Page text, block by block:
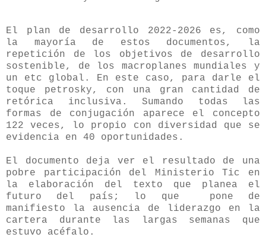
El plan de desarrollo 2022-2026 es, como
la mayoría de estos documentos, la
repetición de los objetivos de desarrollo
sostenible, de los macroplanes mundiales y
un etc global. En este caso, para darle el
toque petrosky, con una gran cantidad de
retórica inclusiva. Sumando todas las
formas de conjugación aparece el concepto
122 veces, lo propio con diversidad que se
evidencia en 40 oportunidades.
El documento deja ver el resultado de una
pobre participación del Ministerio Tic en
la elaboración del texto que planea el
futuro del país; lo que pone de
manifiesto la ausencia de liderazgo en la
cartera durante las largas semanas que
estuvo acéfalo.